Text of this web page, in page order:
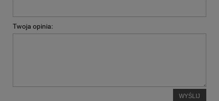
Twoja opinia:
WYŚLIJ